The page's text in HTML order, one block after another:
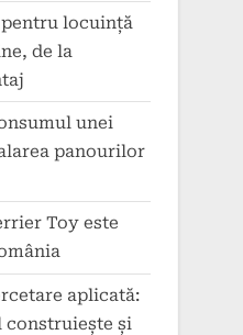
locuință
de la
unei
panourilor
Toy este
aplicată:
construiește și